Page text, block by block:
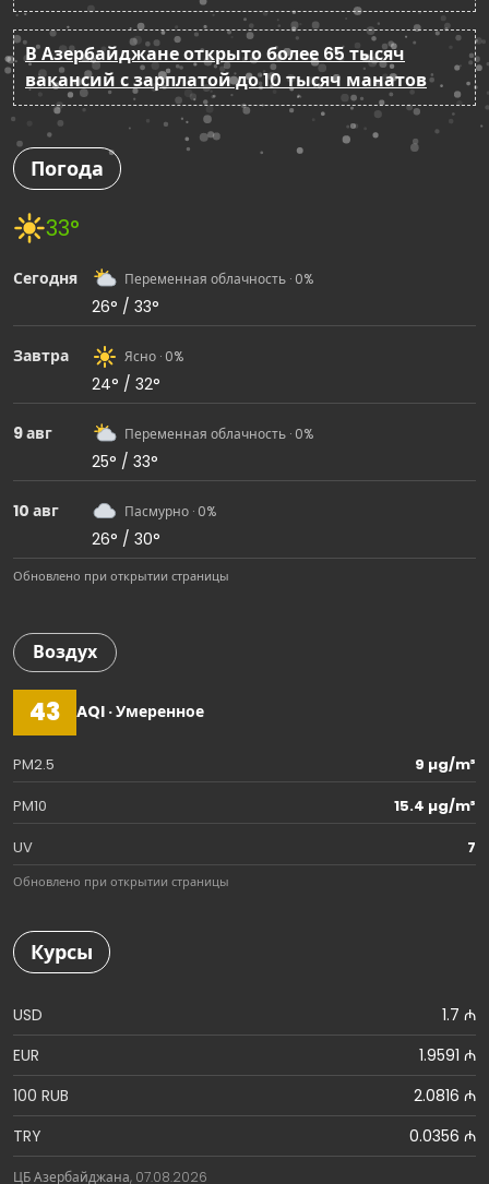
В Азербайджане открыто более 65 тысяч
вакансий с зарплатой до 10 тысяч манатов
Погода
33°
Сегодня Переменная облачность · 0%
26° / 33°
Завтра Ясно · 0%
24° / 32°
9 авг Переменная облачность · 0%
25° / 33°
10 авг Пасмурно · 0%
26° / 30°
Обновлено при открытии страницы
Воздух
43 AQI · Умеренное
PM2.5
9 µg/m³
PM10
15.4 µg/m³
UV
7
Обновлено при открытии страницы
Курсы
USD
1.7 ₼
EUR
1.9591 ₼
100 RUB
2.0816 ₼
TRY
0.0356 ₼
ЦБ Азербайджана, 07.08.2026